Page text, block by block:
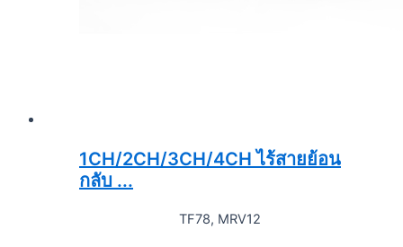
1CH/2CH/3CH/4CH ไร้สายย้อน
กลับ ...
TF78, MRV12